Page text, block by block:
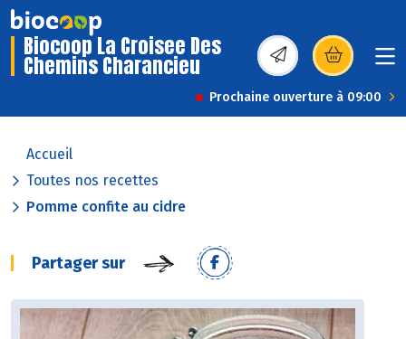
Biocoop La Croisee Des
Chemins Charancieu (s’ouvre dans une
Prochaine ouverture à 09:00
Accueil
Toutes nos recettes
Pomme confite au cidre
Partager sur